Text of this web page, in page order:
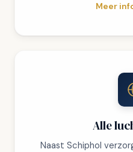
Meer
Alle
Naast Schiphol